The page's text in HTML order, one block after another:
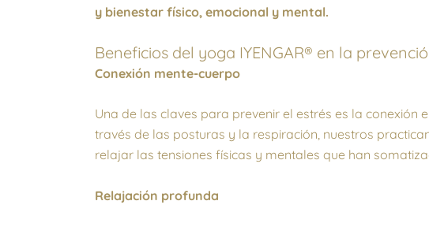
y bienestar físico, emocional y mental.
Beneficios del yoga IYENGAR® en la
Conexión mente-cuerpo
Una de las claves para prevenir el estrés es la conexión
través de las posturas y la respiración, nuestros
relajar las tensiones físicas y mentales que han
Relajación profunda